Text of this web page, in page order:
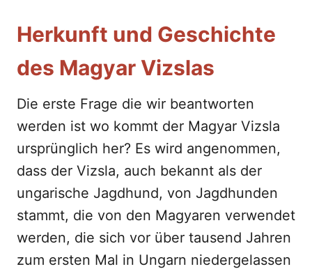
Herkunft und Geschichte
des Magyar Vizslas
Die erste Frage die wir beantworten
werden ist wo kommt der Magyar Vizsla
ursprünglich her? Es wird angenommen,
dass der Vizsla, auch bekannt als der
ungarische Jagdhund, von Jagdhunden
stammt, die von den Magyaren verwendet
werden, die sich vor über tausend Jahren
zum ersten Mal in Ungarn niedergelassen